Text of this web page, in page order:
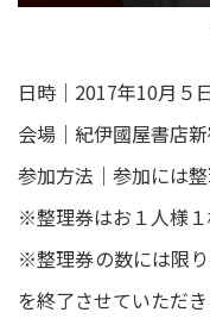
日時｜2017年10月
会場｜紀伊國屋書店
参加方法｜参加には
※整理券はお１人様１
※整理券の数には限
を終了させていただき